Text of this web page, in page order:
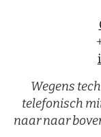
Wegens
telefonisch
naar naar